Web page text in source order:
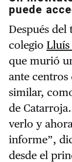
puede
Después
colegio Lluís
que murió
ante centros
similar,
de
verlo y
informe”,
desde el